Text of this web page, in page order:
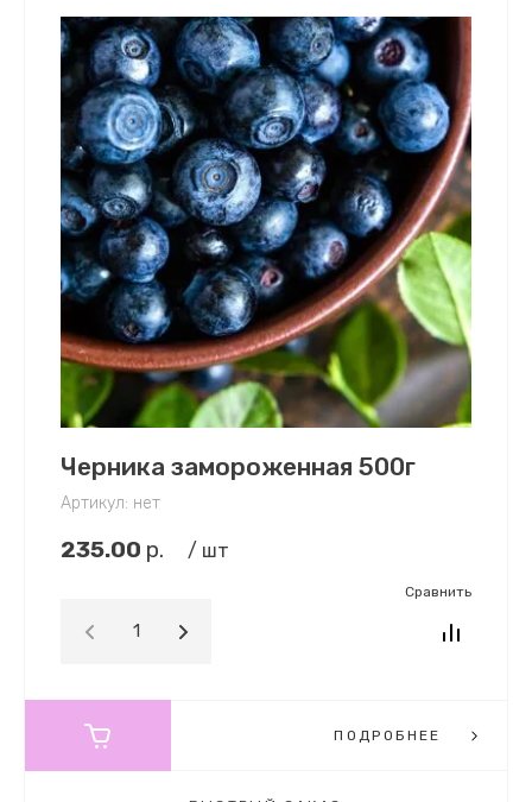
Черника замороженная 500г
Артикул: нет
235.00 р. / шт
Сравнить
ПОДРОБНЕЕ